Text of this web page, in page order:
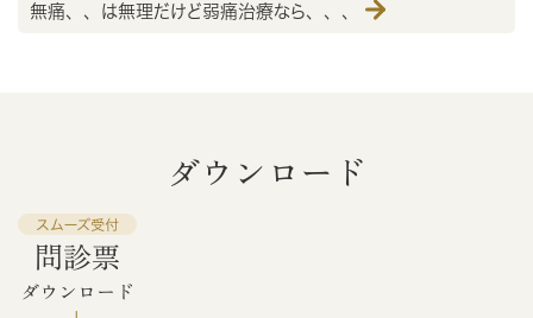
無痛、、は無理だけど弱痛治療なら、、、
ダウンロード